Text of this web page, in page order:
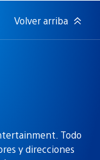
Volver arriba
Todo
y direcciones